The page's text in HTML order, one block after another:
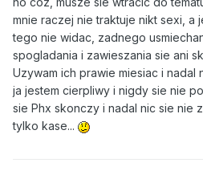
mnie raczej nie traktuje nikt sexi, a
tego nie widac, zadnego
spogladania i zawieszania sie ani
Uzywam ich prawie miesiac i nadal
ja jestem cierpliwy i nigdy sie nie
sie Phx skonczy i nadal nic sie nie
tylko kase...